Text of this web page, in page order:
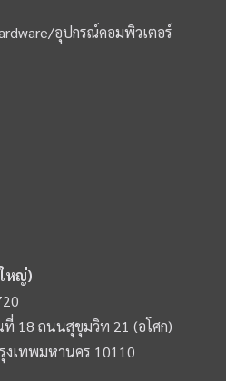
อุปกรณ์คอมพิวเตอร์
หญ่)
ที่ 18 ถนนสุขุมวิท 21 (อโศก)
งเทพมหานคร 10110